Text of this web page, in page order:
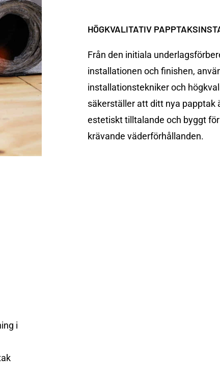
HÖGKVALITATIV
Från den initiala
installationen och finishen,
installationstekniker och
säkerställer att ditt nya
estetiskt tilltalande och byggt
krävande väderförhållanden.
i